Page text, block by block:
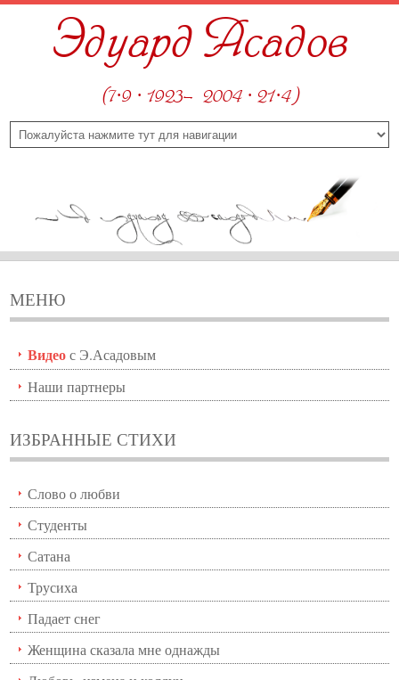
Эдуард Асадов
(7·9 · 1923—2004 · 21·4)
МЕНЮ
Видеос Э.Асадовым
Наши партнеры
ИЗБРАННЫЕ СТИХИ
Слово о любви
Студенты
Сатана
Трусиха
Падает снег
Женщина сказала мне однажды